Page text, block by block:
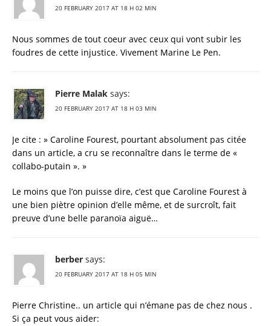
20 FEBRUARY 2017 AT 18 H 02 MIN
Nous sommes de tout coeur avec ceux qui vont subir les
foudres de cette injustice. Vivement Marine Le Pen.
Pierre Malak says:
20 FEBRUARY 2017 AT 18 H 03 MIN
Je cite : » Caroline Fourest, pourtant absolument pas citée
dans un article, a cru se reconnaître dans le terme de «
collabo-putain ». »
Le moins que l’on puisse dire, c’est que Caroline Fourest à
une bien piètre opinion d’elle même, et de surcroît, fait
preuve d’une belle paranoïa aiguë…
berber says:
20 FEBRUARY 2017 AT 18 H 05 MIN
Pierre Christine.. un article qui n’émane pas de chez nous .
Si ça peut vous aider: